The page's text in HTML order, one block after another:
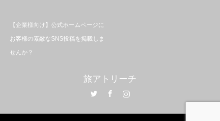
【企業様向け】公式ホームページに
お客様の素敵なSNS投稿を掲載しま
せんか？
旅アトリーチ